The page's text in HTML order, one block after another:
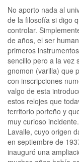
No aporto nada al
de la filosofía si digo
controlar.
de años, el ser
primeros
sencillo pero a la vez
gnomon (varilla) que
con inscripciones
valgo de esta
estos relojes que
territorio porteño y
muy curioso
Lavalle, cuyo origen
en septiembre de
inauguró una